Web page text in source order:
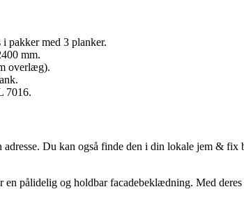
pakker med 3 planker.
mm.
overlæg).
7016.
Du kan også finde den i din lokale jem &
pålidelig og holdbar facadebeklædning. Med